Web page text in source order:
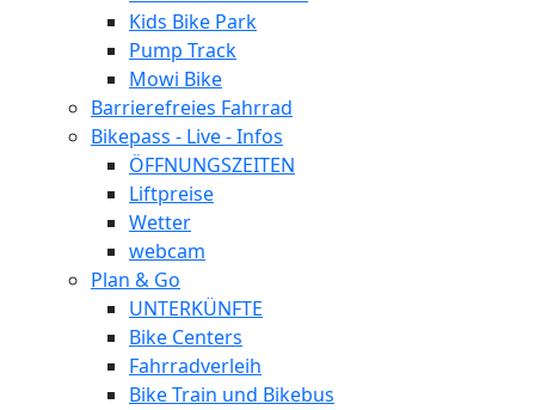
Kids Bike Park
Pump Track
Mowi Bike
Barrierefreies Fahrrad
Bikepass - Live - Infos
ÖFFNUNGSZEITEN
Liftpreise
Wetter
webcam
Plan & Go
UNTERKÜNFTE
Bike Centers
Fahrradverleih
Bike Train und Bikebus